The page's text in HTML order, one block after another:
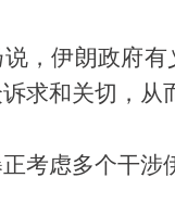
，伊朗政府
求和关切，从
考虑多个干涉